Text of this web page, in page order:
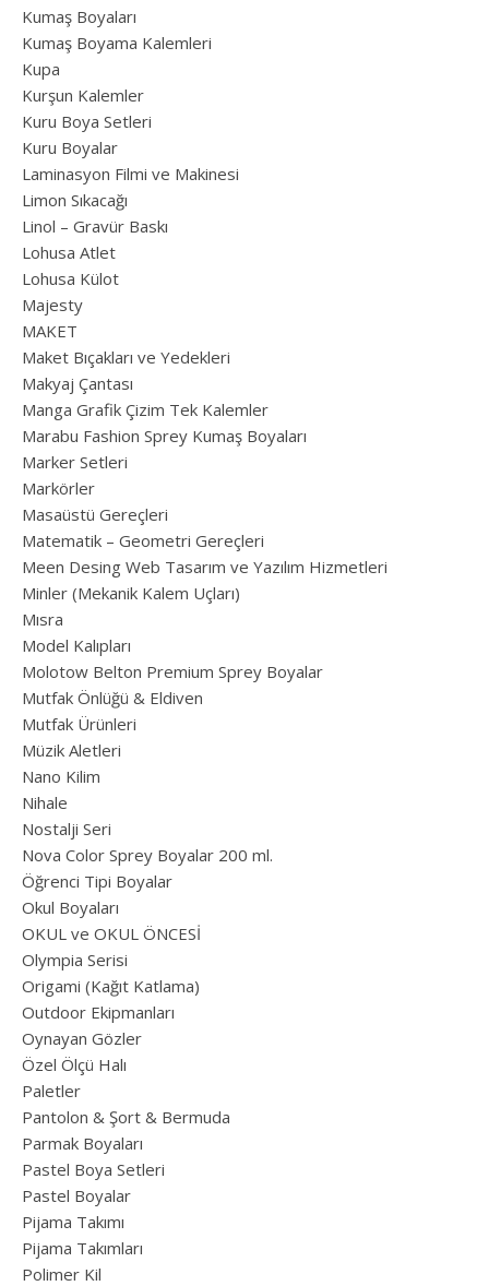
Kumaş Boyaları
Kumaş Boyama Kalemleri
Kupa
Kurşun Kalemler
Kuru Boya Setleri
Kuru Boyalar
Laminasyon Filmi ve Makinesi
Limon Sıkacağı
Linol – Gravür Baskı
Lohusa Atlet
Lohusa Külot
Majesty
MAKET
Maket Bıçakları ve Yedekleri
Makyaj Çantası
Manga Grafik Çizim Tek Kalemler
Marabu Fashion Sprey Kumaş Boyaları
Marker Setleri
Markörler
Masaüstü Gereçleri
Matematik – Geometri Gereçleri
Meen Desing Web Tasarım ve Yazılım Hizmetleri
Minler (Mekanik Kalem Uçları)
Mısra
Model Kalıpları
Molotow Belton Premium Sprey Boyalar
Mutfak Önlüğü & Eldiven
Mutfak Ürünleri
Müzik Aletleri
Nano Kilim
Nihale
Nostalji Seri
Nova Color Sprey Boyalar 200 ml.
Öğrenci Tipi Boyalar
Okul Boyaları
OKUL ve OKUL ÖNCESİ
Olympia Serisi
Origami (Kağıt Katlama)
Outdoor Ekipmanları
Oynayan Gözler
Özel Ölçü Halı
Paletler
Pantolon & Şort & Bermuda
Parmak Boyaları
Pastel Boya Setleri
Pastel Boyalar
Pijama Takımı
Pijama Takımları
Polimer Kil